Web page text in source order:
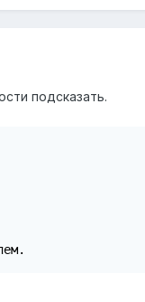
подсказать.